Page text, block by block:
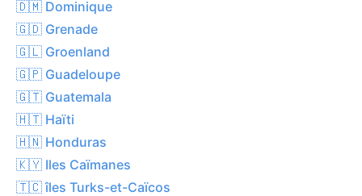
🇩🇲 Dominique
🇬🇩 Grenade
🇬🇱 Groenland
🇬🇵 Guadeloupe
🇬🇹 Guatemala
🇭🇹 Haïti
🇭🇳 Honduras
🇰🇾 Iles Caïmanes
🇹🇨 îles Turks-et-Caïcos